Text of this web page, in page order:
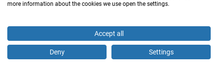
NEEM IN GEVAL VAN NOOD CONTACT OP MET : 112
Copyright © 2026 - DOCTENA Doctena Austria GmbH, Wien
more information about the cookies we use open the settings.
Accept all
Deny Settings